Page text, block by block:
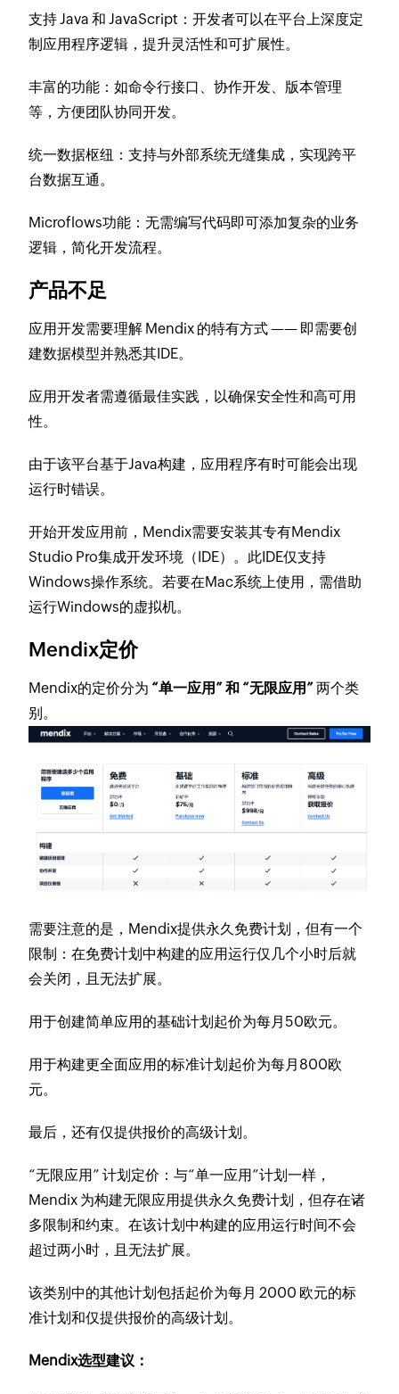
支持 Java 和 JavaScript：开发者可以在平台上深度定
制应用程序逻辑，提升灵活性和可扩展性。
丰富的功能：如命令行接口、协作开发、版本管理
等，方便团队协同开发。
统一数据枢纽：支持与外部系统无缝集成，实现跨平
台数据互通。
Microflows功能：无需编写代码即可添加复杂的业务
逻辑，简化开发流程。
产品不足
应用开发需要理解 Mendix 的特有方式 —— 即需要创
建数据模型并熟悉其IDE。​
应用开发者需遵循最佳实践，以确保安全性和高可用
性。​
由于该平台基于Java构建，应用程序有时可能会出现
运行时错误。​
开始开发应用前，Mendix需要安装其专有Mendix
Studio Pro集成开发环境（IDE）。此IDE仅支持
Windows操作系统。若要在Mac系统上使用，需借助
运行Windows的虚拟机。​
Mendix定价​
Mendix的定价分为 “单一应用” 和 “无限应用”两个类
别。​
需要注意的是，Mendix提供永久免费计划，但有一个
限制：在免费计划中构建的应用运行仅几个小时后就
会关闭，且无法扩展。​
用于创建简单应用的基础计划起价为每月50欧元。​
用于构建更全面应用的标准计划起价为每月800欧
元。​
最后，还有仅提供报价的高级计划。​
“无限应用” 计划定价：​与“单一应用”计划一样，
Mendix 为构建无限应用提供永久免费计划，但存在诸
多限制和约束。在该计划中构建的应用运行时间不会
超过两小时，且无法扩展。​
该类别中的其他计划包括起价为每月 2000 欧元的标
准计划和仅提供报价的高级计划。​
Mendix选型建议：